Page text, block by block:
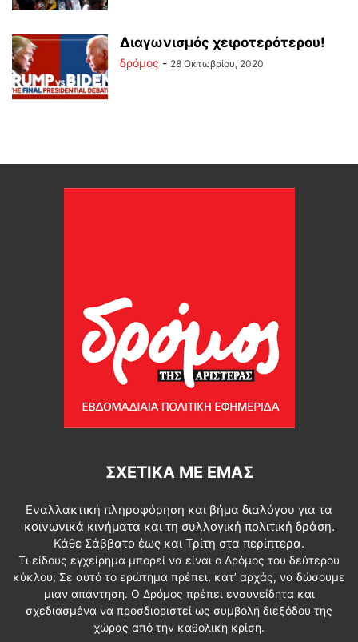
Διαγωνισμός χειροτερότερου!
δρόμος - 28 Οκτωβρίου, 2020
ΣΧΕΤΙΚΆ ΜΕ ΕΜΆΣ
Εναλλακτική πληροφόρηση και βήμα διαλόγου για τα
κοινωνικά κινήματα και τη συλλογική πολιτική δράση.
Κάθε Σάββατο έως και Τρίτη στα περίπτερα.
Τι είδους εγχείρημα μπορεί να είναι ο Δρόμος του δεύτερου
κύκλου; Σε αυτό το ερώτημα πρέπει, κατ’ αρχάς, να δώσουμε
μιαν απάντηση. Ο Δρόμος πρέπει ενσυνείδητα και
σχεδιασμένα να προσδιοριστεί ως συμβολή διεξόδου της
χώρας από την καθολική κρίση.